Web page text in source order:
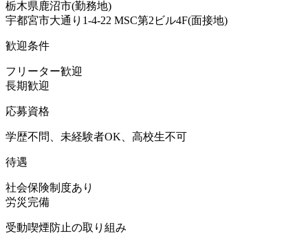
栃木県鹿沼市(勤務地)
宇都宮市大通り1-4-22 MSC第2ビル4F(面接地)
歓迎条件
フリーター歓迎
長期歓迎
応募資格
学歴不問、未経験者OK、高校生不可
待遇
社会保険制度あり
労災完備
受動喫煙防止の取り組み